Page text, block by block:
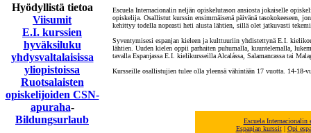
Hyödyllistä tietoa
Viisumit
E.I. kurssien
hyväksiluku
yhdysvaltalaisissa
yliopistoissa
Ruotsalaisten
opiskelijoiden CSN-
apuraha-
Bildungsurlaub
Escuela Internacionalin neljän opiskelutason ansiosta jokaiselle
opiskelija. Osallistut kurssin ensimmäisenä päivänä tasokokeeseen,
kehittyy todella nopeasti heti alusta lähtien, sillä olet jatkuvasti
Syventymisesi espanjan kieleen ja kulttuuriin yhdistettynä E.I.
lähtien. Uuden kielen oppii parhaiten puhumalla, kuuntelemalla,
tavalla Espanjassa E.I. kielikursseilla Alcalássa, Salamancassa tai
Kursseille osallistujien tulee olla yleensä vähintään 17 vuotta. 14-18-
Escuela
Espanjankurssit| Opi